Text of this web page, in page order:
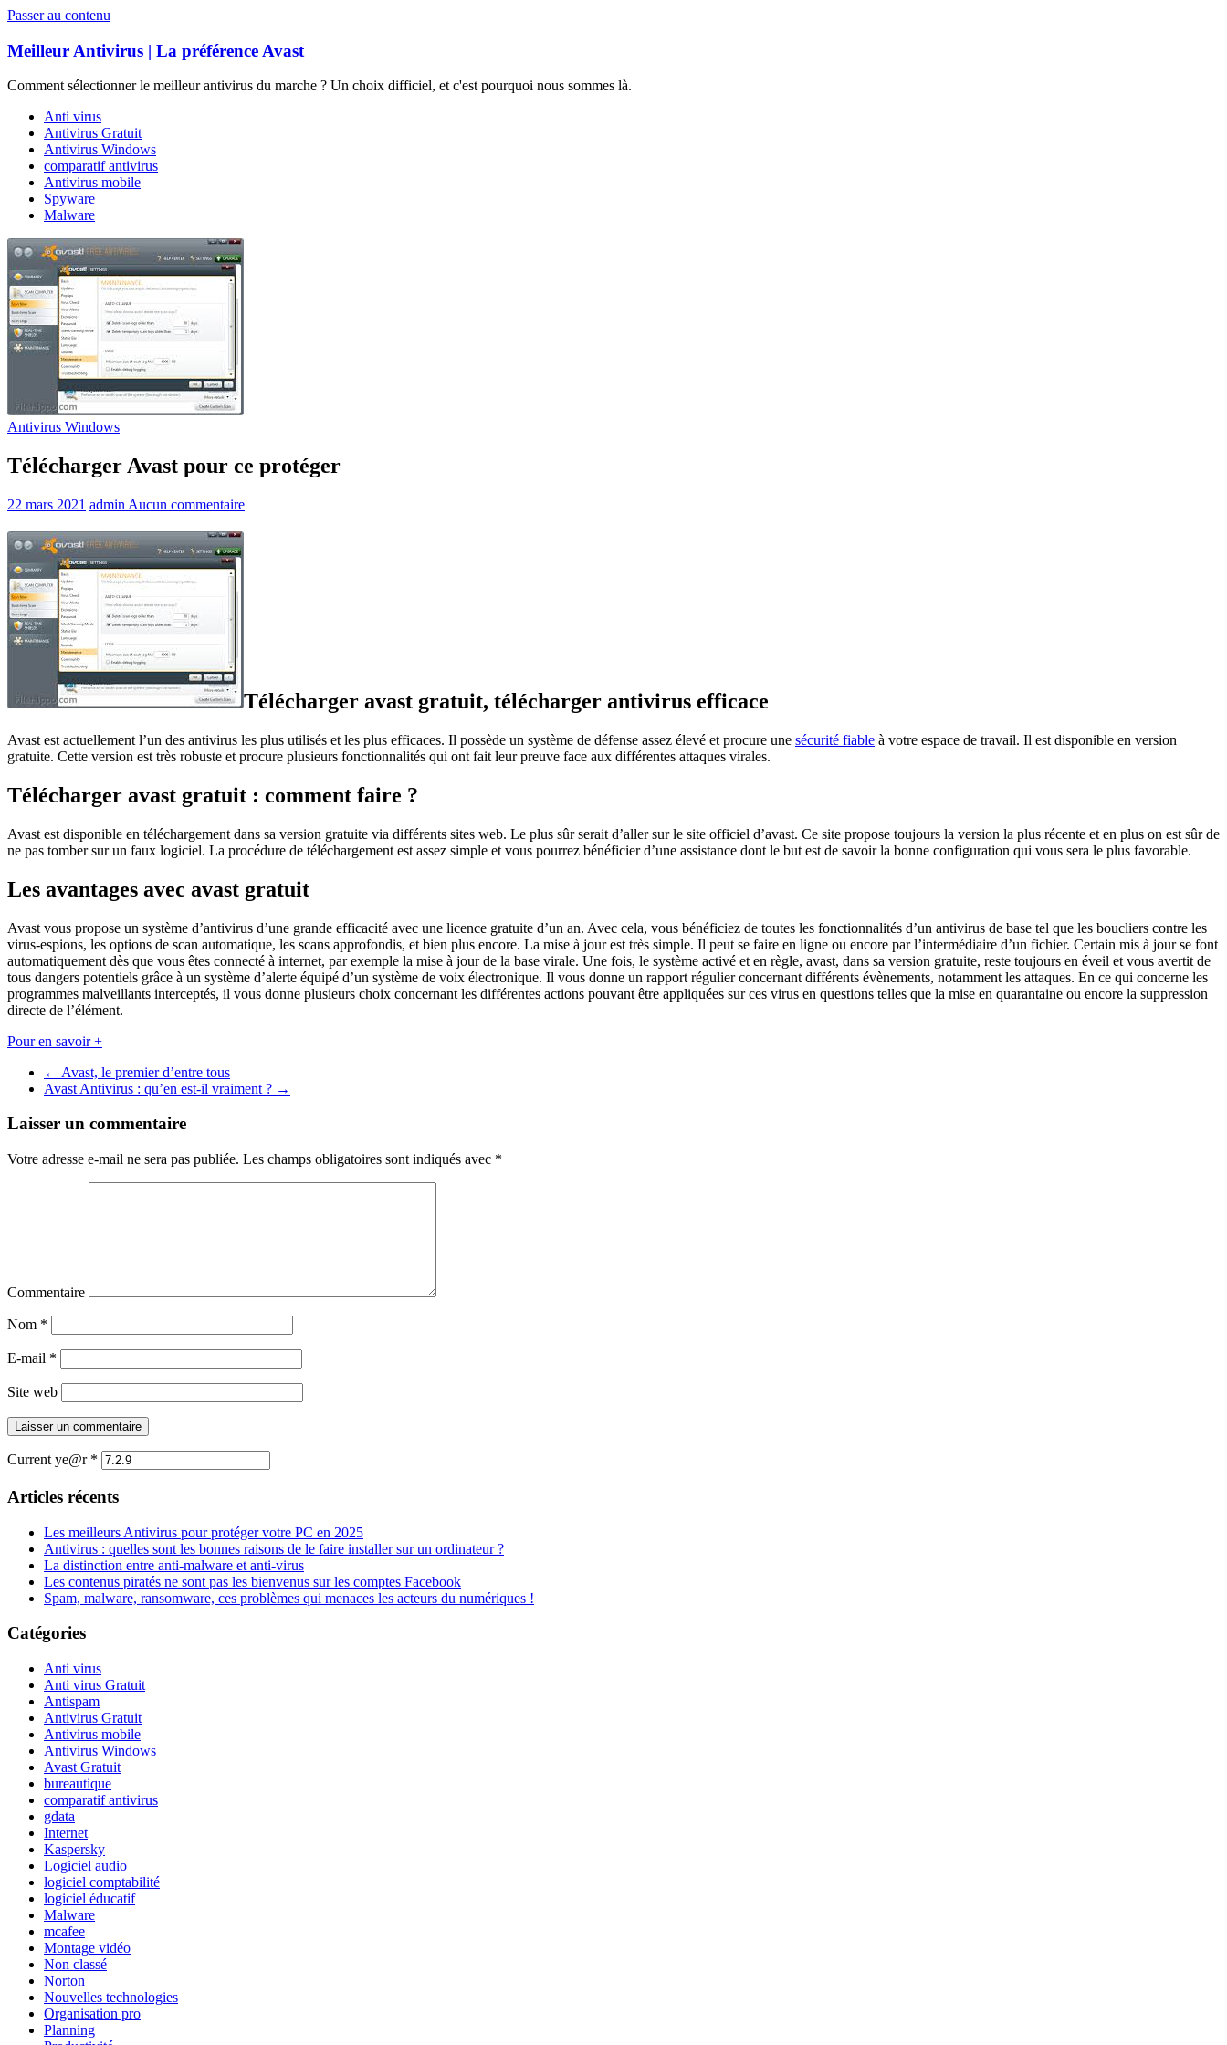
Passer au contenu
Meilleur Antivirus | La préférence Avast
Comment sélectionner le meilleur antivirus du marche ? Un choix difficiel, et c'est pourquoi nous sommes là.
Anti virus
Antivirus Gratuit
Antivirus Windows
comparatif antivirus
Antivirus mobile
Spyware
Malware
Antivirus Windows
Télécharger Avast pour ce protéger
22 mars 2021 admin Aucun commentaire
Télécharger avast gratuit, télécharger antivirus efficace
Avast est actuellement l’un des antivirus les plus utilisés et les plus efficaces. Il possède un système de défense assez élevé et procure une sécurité fiable à votre espace de travail. Il est disponible en version
gratuite. Cette version est très robuste et procure plusieurs fonctionnalités qui ont fait leur preuve face aux différentes attaques virales.
Télécharger avast gratuit : comment faire ?
Avast est disponible en téléchargement dans sa version gratuite via différents sites web. Le plus sûr serait d’aller sur le site officiel d’avast. Ce site propose toujours la version la plus récente et en plus on est sûr de
ne pas tomber sur un faux logiciel. La procédure de téléchargement est assez simple et vous pourrez bénéficier d’une assistance dont le but est de savoir la bonne configuration qui vous sera le plus favorable.
Les avantages avec avast gratuit
Avast vous propose un système d’antivirus d’une grande efficacité avec une licence gratuite d’un an. Avec cela, vous bénéficiez de toutes les fonctionnalités d’un antivirus de base tel que les boucliers contre les
virus-espions, les options de scan automatique, les scans approfondis, et bien plus encore. La mise à jour est très simple. Il peut se faire en ligne ou encore par l’intermédiaire d’un fichier. Certain mis à jour se font
automatiquement dès que vous êtes connecté à internet, par exemple la mise à jour de la base virale. Une fois, le système activé et en règle, avast, dans sa version gratuite, reste toujours en éveil et vous avertit de
tous dangers potentiels grâce à un système d’alerte équipé d’un système de voix électronique. Il vous donne un rapport régulier concernant différents évènements, notamment les attaques. En ce qui concerne les
programmes malveillants interceptés, il vous donne plusieurs choix concernant les différentes actions pouvant être appliquées sur ces virus en questions telles que la mise en quarantaine ou encore la suppression
directe de l’élément.
Pour en savoir +
← Avast, le premier d’entre tous
Avast Antivirus : qu’en est-il vraiment ? →
Laisser un commentaire
Votre adresse e-mail ne sera pas publiée. Les champs obligatoires sont indiqués avec *
Commentaire
Nom *
E-mail *
Site web
Current ye@r *
Articles récents
Les meilleurs Antivirus pour protéger votre PC en 2025
Antivirus : quelles sont les bonnes raisons de le faire installer sur un ordinateur ?
La distinction entre anti-malware et anti-virus
Les contenus piratés ne sont pas les bienvenus sur les comptes Facebook
Spam, malware, ransomware, ces problèmes qui menaces les acteurs du numériques !
Catégories
Anti virus
Anti virus Gratuit
Antispam
Antivirus Gratuit
Antivirus mobile
Antivirus Windows
Avast Gratuit
bureautique
comparatif antivirus
gdata
Internet
Kaspersky
Logiciel audio
logiciel comptabilité
logiciel éducatif
Malware
mcafee
Montage vidéo
Non classé
Norton
Nouvelles technologies
Organisation pro
Planning